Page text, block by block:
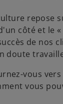
repose
côté et le
de nos
doute
vous
vous